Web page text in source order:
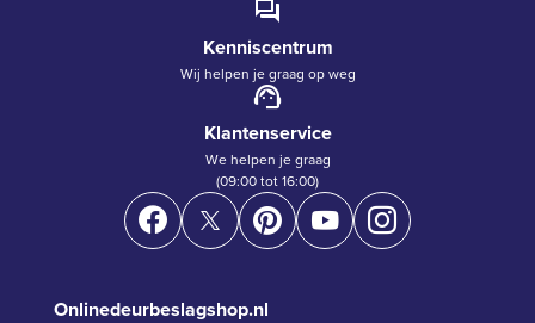
Kenniscentrum
Wij helpen je graag op weg
Klantenservice
We helpen je graag
(09:00 tot 16:00)
Onlinedeurbeslagshop.nl